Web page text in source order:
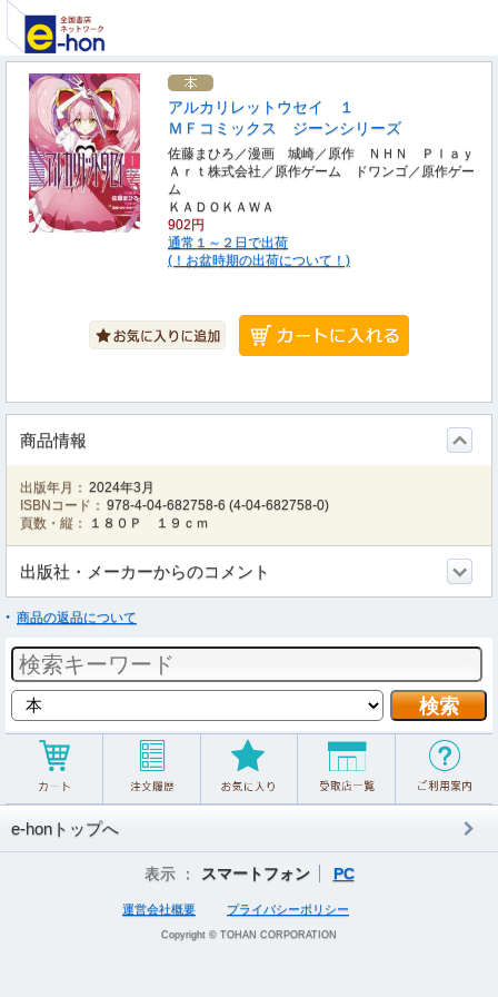
アルカリレットウセイ １
ＭＦコミックス ジーンシリーズ
佐藤まひろ／漫画 城崎／原作 ＮＨＮ Ｐｌａｙ
Ａｒｔ株式会社／原作ゲーム ドワンゴ／原作ゲー
ム
ＫＡＤＯＫＡＷＡ
902円
通常１～２日で出荷
(！お盆時期の出荷について！)
商品情報
出版年月： 2024年3月
ISBNコード： 978-4-04-682758-6 (4-04-682758-0)
頁数・縦：
１８０Ｐ １９ｃｍ
出版社・メーカーからのコメント
商品の返品について
e-honトップへ
表示 ： スマートフォン PC
運営会社概要 プライバシーポリシー
Copyright © TOHAN CORPORATION